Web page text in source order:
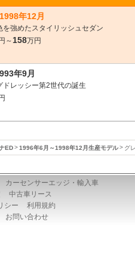
年12月
を強めたスタイリッシュセダン
～ 158万円
年9月
ドレッシー第2世代の誕生
ED 1996年6月～1998年12月生産モデル グ
カーセンサーエッジ・輸入車
中古車リース
シー
利用規約
お問い合わせ